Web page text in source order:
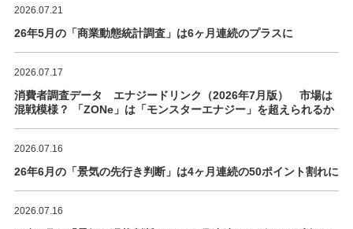
2026.07.21
26年5月の「商業動態統計調査」は6ヶ月連続のプラスに
2026.07.17
消費者調査データ エナジードリンク（2026年7月版） 市場は
混戦模様？ 「ZONe」は「モンスターエナジー」を超えられるか
2026.07.16
26年6月の「景気の先行き判断」は4ヶ月連続の50ポイント割れに
2026.07.16